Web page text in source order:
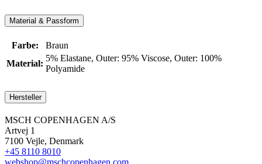
Material & Passform
Farbe:
Braun
Material:
5% Elastane, Outer: 95% Viscose, Outer: 100%
Polyamide
Hersteller
MSCH COPENHAGEN A/S
Artvej 1
7100 Vejle, Denmark
+45 8110 8010
webshop@mschcopenhagen.com